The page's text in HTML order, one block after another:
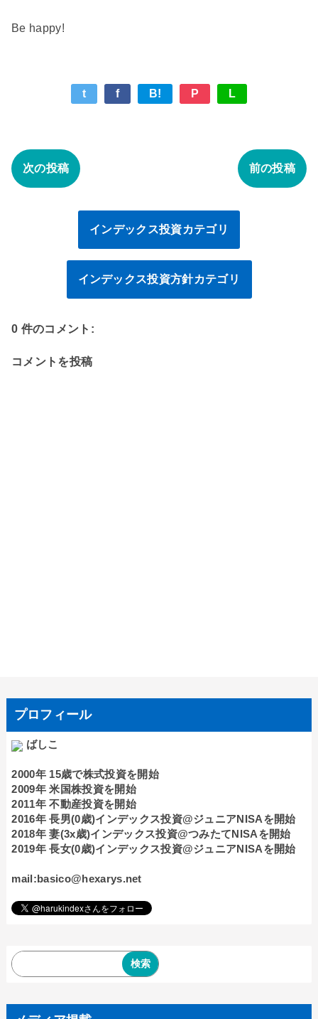
Be happy!
t f B! P L
次の投稿 前の投稿
インデックス投資カテゴリ
インデックス投資方針カテゴリ
0 件のコメント:
コメントを投稿
プロフィール
ばしこ
2000年 15歳で株式投資を開始
2009年 米国株投資を開始
2011年 不動産投資を開始
2016年 長男(0歳)インデックス投資@ジュニアNISAを開始
2018年 妻(3x歳)インデックス投資@つみたてNISAを開始
2019年 長女(0歳)インデックス投資@ジュニアNISAを開始
mail:basico@hexarys.net